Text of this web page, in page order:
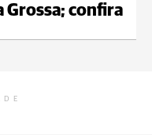
Grossa; confira